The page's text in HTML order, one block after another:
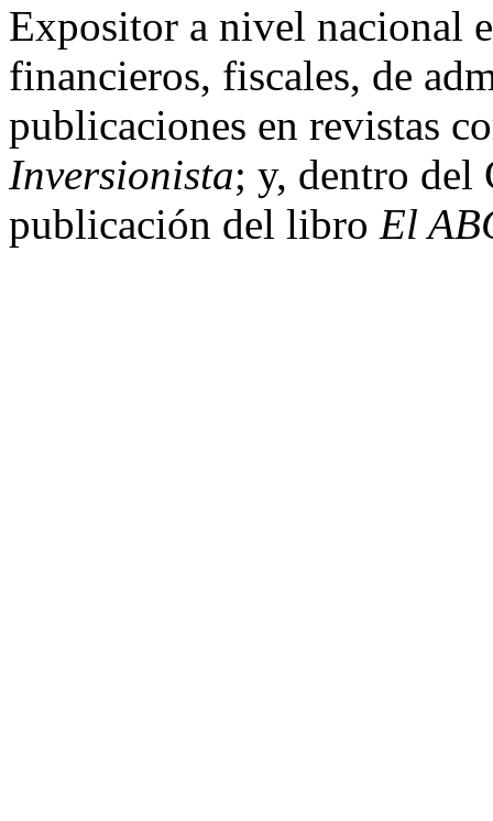
Expositor a nivel nacional
financieros, fiscales, de
publicaciones en revistas
Inversionista; y, dentro del
publicación del libro El